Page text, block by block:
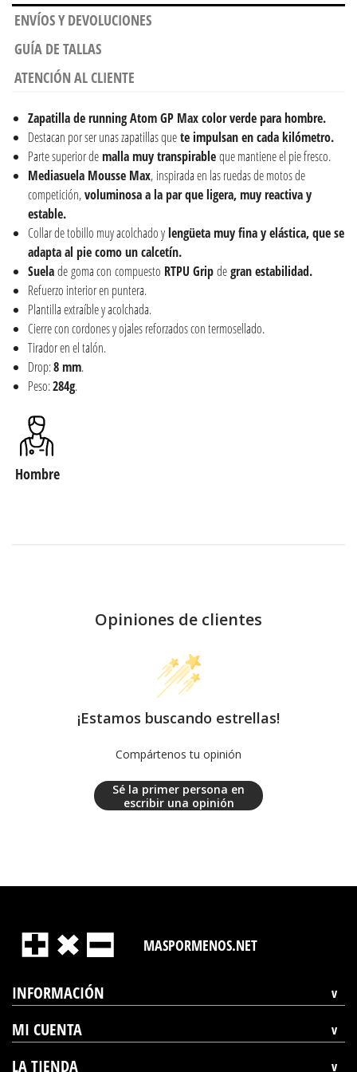
ENVÍOS Y DEVOLUCIONES
GUÍA DE TALLAS
ATENCIÓN AL CLIENTE
Zapatilla de runningAtom GP Max color verde para hombre.
Destacan por ser unas zapatillas quete impulsan en cada kilómetro.
Parte superior demalla muy transpirableque mantiene el pie fresco.
Mediasuela Mousse Max, inspirada en las ruedas de motos de
competición,voluminosa a la par que ligera, muy reactiva y
estable.
Collar de tobillo muy acolchado ylengüeta muy fina y elástica, que se
adapta al pie como un calcetín.
Suelade goma con compuesto RTPU Gripdegran estabilidad.
Refuerzo interior en puntera.
Plantilla extraíble y acolchada.
Cierre con cordones y ojales reforzados con termosellado.
Tirador en el talón.
Drop:8 mm.
Peso:284g.
Hombre
Opiniones de clientes
¡Estamos buscando estrellas!
Compártenos tu opinión
Sé la primer persona en
escribir una opinión
MASPORMENOS.NET
INFORMACIÓN
MI CUENTA
LA TIENDA